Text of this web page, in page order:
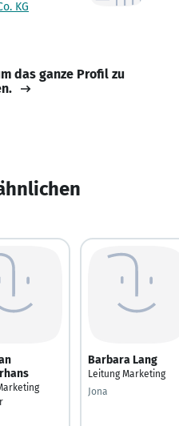
KG
das ganze Profil zu
Barbara Lang
Leitung Marketing
Jona